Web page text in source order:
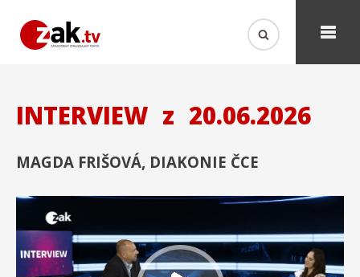
INTERVIEW z 20.06.2026
MAGDA FRIŠOVÁ, DIAKONIE ČCE